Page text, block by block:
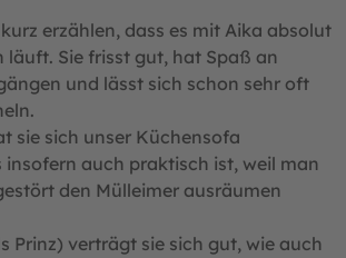
erzählen, dass es mit Aika absolut
läuft. Sie frisst gut, hat Spaß an
und lässt sich schon sehr oft
sie sich unser Küchensofa
insofern auch praktisch ist, weil man
den Mülleimer ausräumen
Prinz) verträgt sie sich gut, wie auch